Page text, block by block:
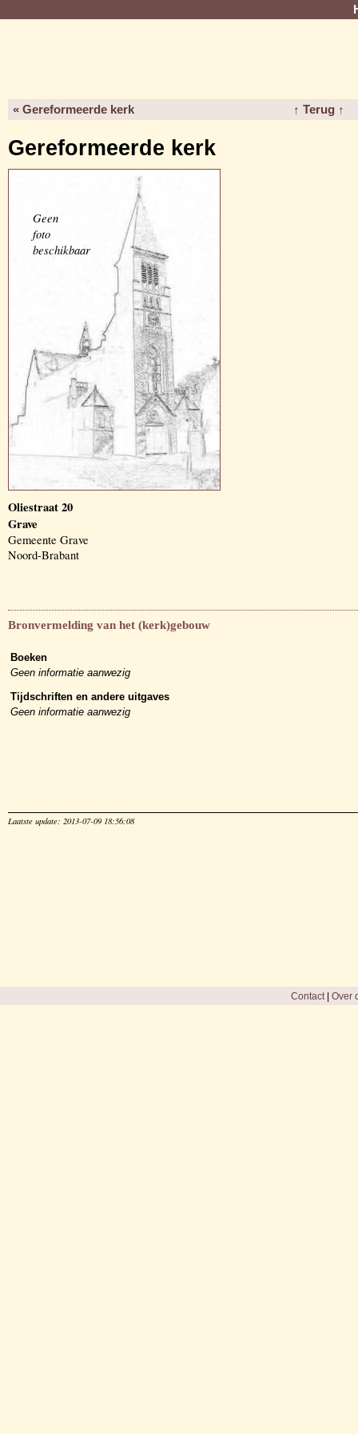
« Gereformeerde kerk ↑ Terug ↑
Gereformeerde kerk
Geen
foto
beschikbaar
Oliestraat 20
Grave
Gemeente Grave
Noord-Brabant
Bronvermelding van het (kerk)gebouw
Boeken
Geen informatie aanwezig
Tijdschriften en andere uitgaves
Geen informatie aanwezig
Laatste update: 2013-07-09 18:56:08
Contact| Over